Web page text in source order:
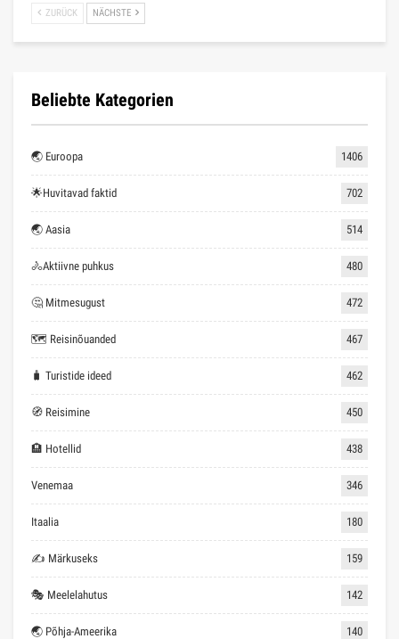
ZURÜCK NÄCHSTE
Beliebte Kategorien
🌏 Euroopa 1406
🌟Huvitavad faktid 702
🌏 Aasia 514
🚴Aktiivne puhkus 480
🤔 Mitmesugust 472
🗺 Reisinõuanded 467
🧳 Turistide ideed 462
🧭 Reisimine 450
🏨 Hotellid 438
Venemaa 346
Itaalia 180
✍ Märkuseks 159
🎭 Meelelahutus 142
🌏 Põhja-Ameerika 140